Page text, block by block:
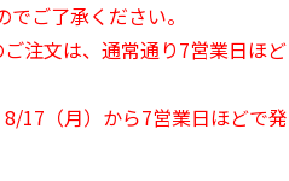
ご了承ください。
注文は、通常通り7営業日ほど
17（月）から7営業日ほどで発